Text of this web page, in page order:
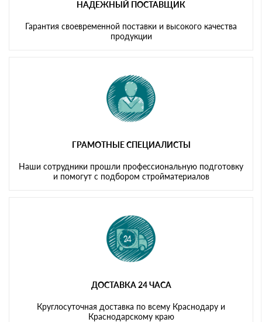
НАДЕЖНЫЙ ПОСТАВЩИК
Гарантия своевременной поставки и высокого качества
продукции
ГРАМОТНЫЕ СПЕЦИАЛИСТЫ
Наши сотрудники прошли профессиональную подготовку
и помогут с подбором стройматериалов
ДОСТАВКА 24 ЧАСА
Круглосуточная доставка по всему Краснодару и
Краснодарскому краю